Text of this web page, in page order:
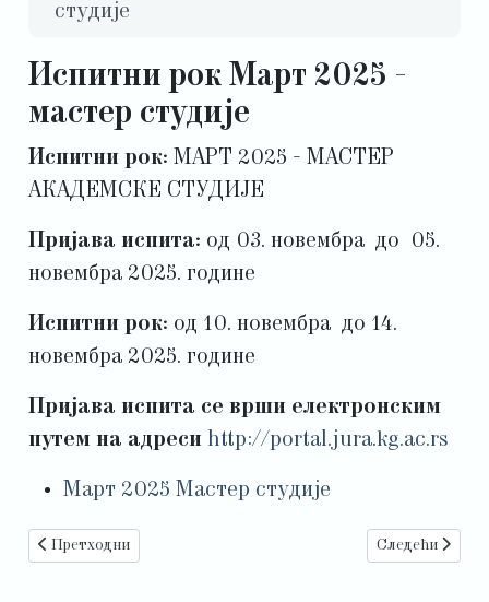
студије
Испитни рок Март 2025 -
мастер студије
Испитни рок: МАРТ 2025 - МАСТЕР
АКАДЕМСКЕ СТУДИЈЕ
Пријава испита: од 03. новембра до 05.
новембра 2025. године
Испитни рок: од 10. новембра до 14.
новембра 2025. године
Пријава испита се врши електронским
путем на адреси http://portal.jura.kg.ac.rs
Март 2025 Мастер студије
Претходни чланак: Испитни рок Септембар 3 2025 - мастер
Претходни Следећи
Следећи